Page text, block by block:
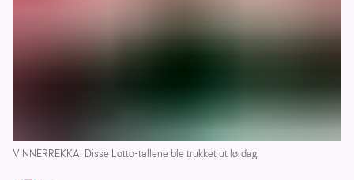
VINNERREKKA: Disse Lotto-tallene ble trukket ut lørdag.